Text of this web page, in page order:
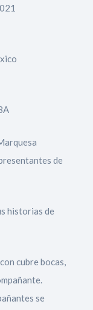
de
historias de
cubre bocas,
se